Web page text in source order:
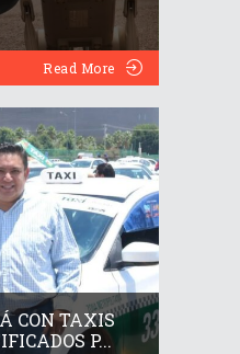
Read More
CON TAXIS
P...